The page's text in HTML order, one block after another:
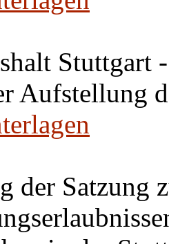
Stuttgart
Aufstellung
der Satzung